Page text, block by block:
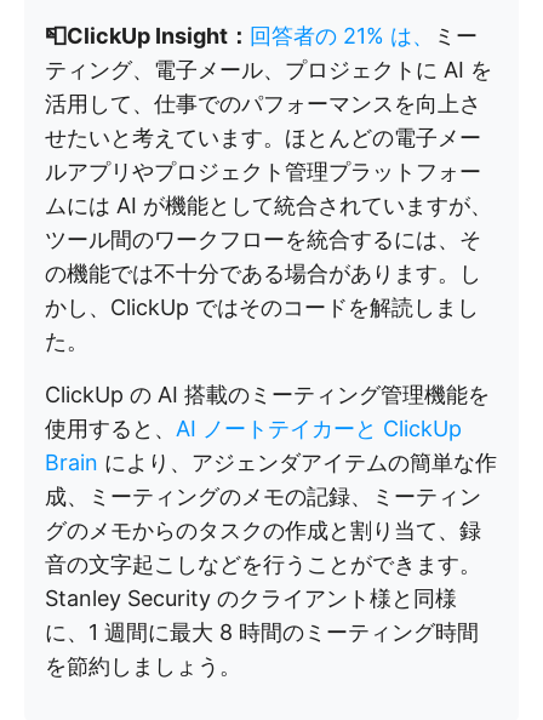
📮ClickUp Insight： 回答者の 21% は、
ミー
ティング、電子メール、プロジェクトに AI を
活用して、仕事でのパフォーマンスを向上さ
せたいと考えています。ほとんどの電子メー
ルアプリやプロジェクト管理プラットフォー
ムには AI が機能として統合されていますが、
ツール間のワークフローを統合するには、そ
の機能では不十分である場合があります。し
かし、ClickUp ではそのコードを解読しまし
た。
ClickUp の AI 搭載のミーティング管理機能を
使用すると、 AI ノートテイカーと ClickUp
Brain により、アジェンダアイテムの簡単な作
成、ミーティングのメモの記録、ミーティン
グのメモからのタスクの作成と割り当て、録
音の文字起こしなどを行うことができます。
Stanley Security のクライアント様と同様
に、1 週間に最大 8 時間のミーティング時間
を節約しましょう。